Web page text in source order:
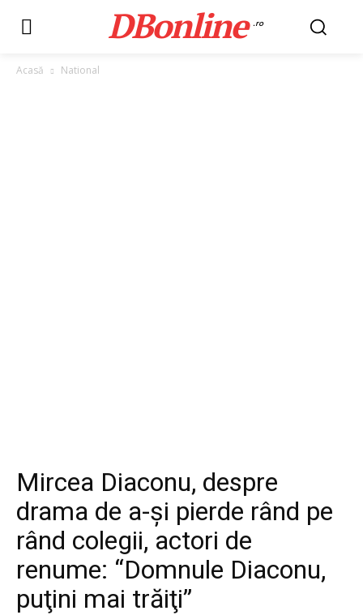
DBonline .ro
Acasă National
Mircea Diaconu, despre
drama de a-și pierde rând pe
rând colegii, actori de
renume: “Domnule Diaconu,
puţini mai trăiţi”